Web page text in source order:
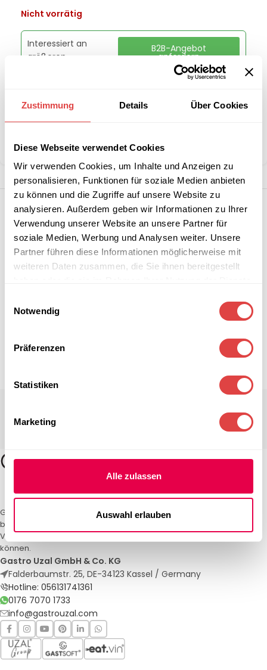
Zustimmung Details Über Cookies
Diese Webseite verwendet Cookies
Wir verwenden Cookies, um Inhalte und Anzeigen zu
personalisieren, Funktionen für soziale Medien anbieten
zu können und die Zugriffe auf unsere Website zu
analysieren. Außerdem geben wir Informationen zu Ihrer
Verwendung unserer Website an unsere Partner für
soziale Medien, Werbung und Analysen weiter. Unsere
Partner führen diese Informationen möglicherweise mit
weiteren Daten zusammen, die Sie ihnen bereitgestellt
Notwendig
Präferenzen
Statistiken
Marketing
Alle zulassen
Auswahl erlauben
Nicht vorrätig
Interessiert an
größeren
B2B-Angebot
anfordern
Kategorien:
Teilen:
Gastro Uzal – Ihr Spezialist für Gastronomiemöbel und -textilien. Wir
bieten maßgeschneiderte Lösungen für Restaurants, Hotels und
Veranstaltungen. Qualität und Service, auf die Sie sich verlassen
können.
Gastro Uzal GmbH & Co. KG
Falderbaumstr. 25, DE-34123 Kassel / Germany
Hotline: 056131741361
0176 7070 1733
info@gastrouzal.com